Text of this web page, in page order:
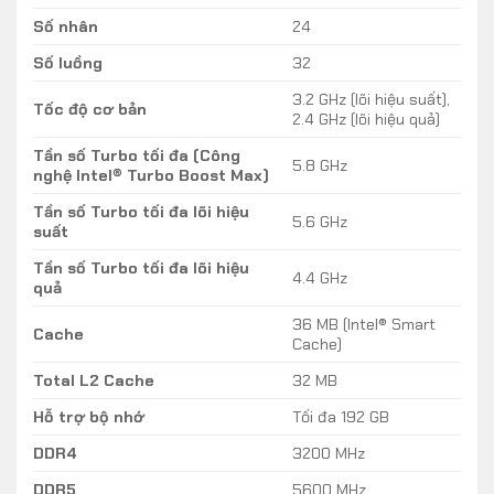
Intel Core i9 14900K lên vị trí dẫn đầu hiện nay.
Nhiều trường hợp còn ghi nhận Intel Core i9 14900K
nghiệm đơn nhân của phần mềm CPU-Z. Người dùng
nhịp 6085 MHz. Một bộ tản nhiệt AIO là đủ, nhưng
không quá nặng để chạy hết công suất.
Số nhân
24
Số luồng
32
Tốc độ cơ bản
3.2 GHz (lõi hiệu suất),
2.4 GHz (lõi hiệu quả)
Tần số Turbo tối đa (Công
nghệ Intel® Turbo Boost Max)
5.8 GHz
Tần số Turbo tối đa lõi hiệu
suất
5.6 GHz
Tần số Turbo tối đa lõi hiệu
quả
4.4 GHz
Cache
36 MB (Intel® Smart
Cache)
Total L2 Cache
32 MB
Hỗ trợ bộ nhớ
Tối đa 192 GB
DDR4
3200 MHz
DDR5
5600 MHz